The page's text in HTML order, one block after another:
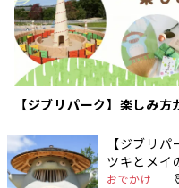
【ジブリパーク】楽しみ方
【ジブリ
ツキとメイ
おでかけ